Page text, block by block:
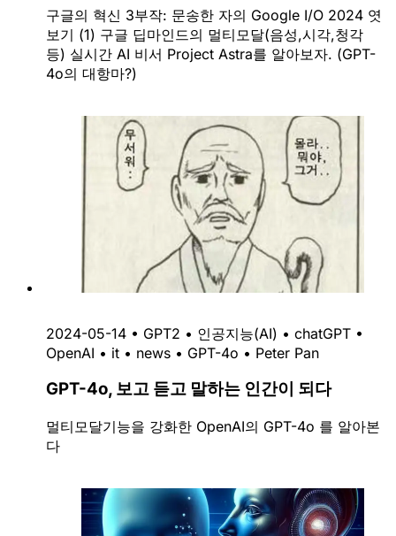
구글의 혁신 3부작: 문송한 자의 Google I/O 2024 엿
보기 (1) 구글 딥마인드의 멀티모달(음성,시각,청각
등) 실시간 AI 비서 Project Astra를 알아보자. (GPT-
4o의 대항마?)
2024-05-14 • GPT2 • 인공지능(AI) • chatGPT •
OpenAI • it • news • GPT-4o • Peter Pan
GPT-4o, 보고 듣고 말하는 인간이 되다
멀티모달기능을 강화한 OpenAI의 GPT-4o 를 알아본
다